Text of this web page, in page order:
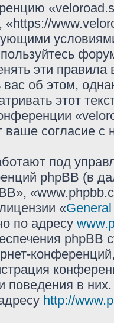
«https://
эти
вас об этом,
этот
ваше согласие с
под
phpBB (в
«
по адресу
phpBB
поведения в
http://